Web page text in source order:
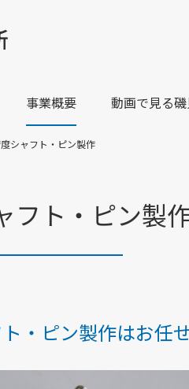
事業概要 動画で見る
シャフト・ピン製作
フト・ピン製
・ピン製作はお任